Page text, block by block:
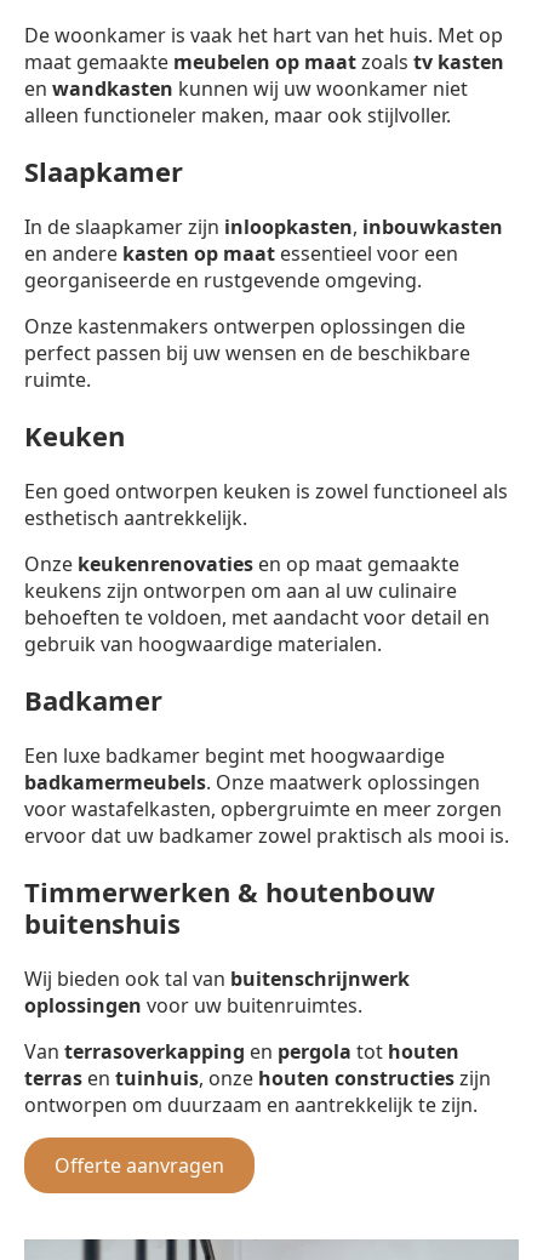
De woonkamer is vaak het hart van het huis. Met op
maat gemaakte meubelen op maatzoals tv kasten
en wandkasten kunnen wij uw woonkamer niet
alleen functioneler maken, maar ook stijlvoller.
Slaapkamer
In de slaapkamer zijn inloopkasten, inbouwkasten
en andere kasten op maat essentieel voor een
georganiseerde en rustgevende omgeving.
Onze kastenmakers ontwerpen oplossingen die
perfect passen bij uw wensen en de beschikbare
ruimte.
Keuken
Een goed ontworpen keuken is zowel functioneel als
esthetisch aantrekkelijk.
Onze keukenrenovaties en op maat gemaakte
keukens zijn ontworpen om aan al uw culinaire
behoeften te voldoen, met aandacht voor detail en
gebruik van hoogwaardige materialen.
Badkamer
Een luxe badkamer begint met hoogwaardige
badkamermeubels. Onze maatwerk oplossingen
voor wastafelkasten, opbergruimte en meer zorgen
ervoor dat uw badkamer zowel praktisch als mooi is.
Timmerwerken & houtenbouw
buitenshuis
Wij bieden ook tal van buitenschrijnwerk
oplossingen voor uw buitenruimtes.
Van terrasoverkapping en pergola tot houten
terras en tuinhuis, onze houten constructieszijn
ontworpen om duurzaam en aantrekkelijk te zijn.
Offerte aanvragen